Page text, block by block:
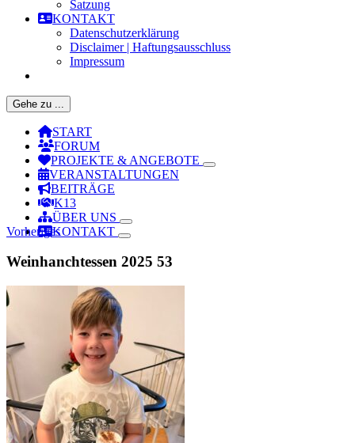
Satzung
KONTAKT
Datenschutzerklärung
Disclaimer | Haftungsausschluss
Impressum
Gehe zu ...
START
FORUM
PROJEKTE & ANGEBOTE
VERANSTALTUNGEN
BEITRÄGE
K13
ÜBER UNS
KONTAKT
Vorheriges
Weinhanchtessen 2025 53